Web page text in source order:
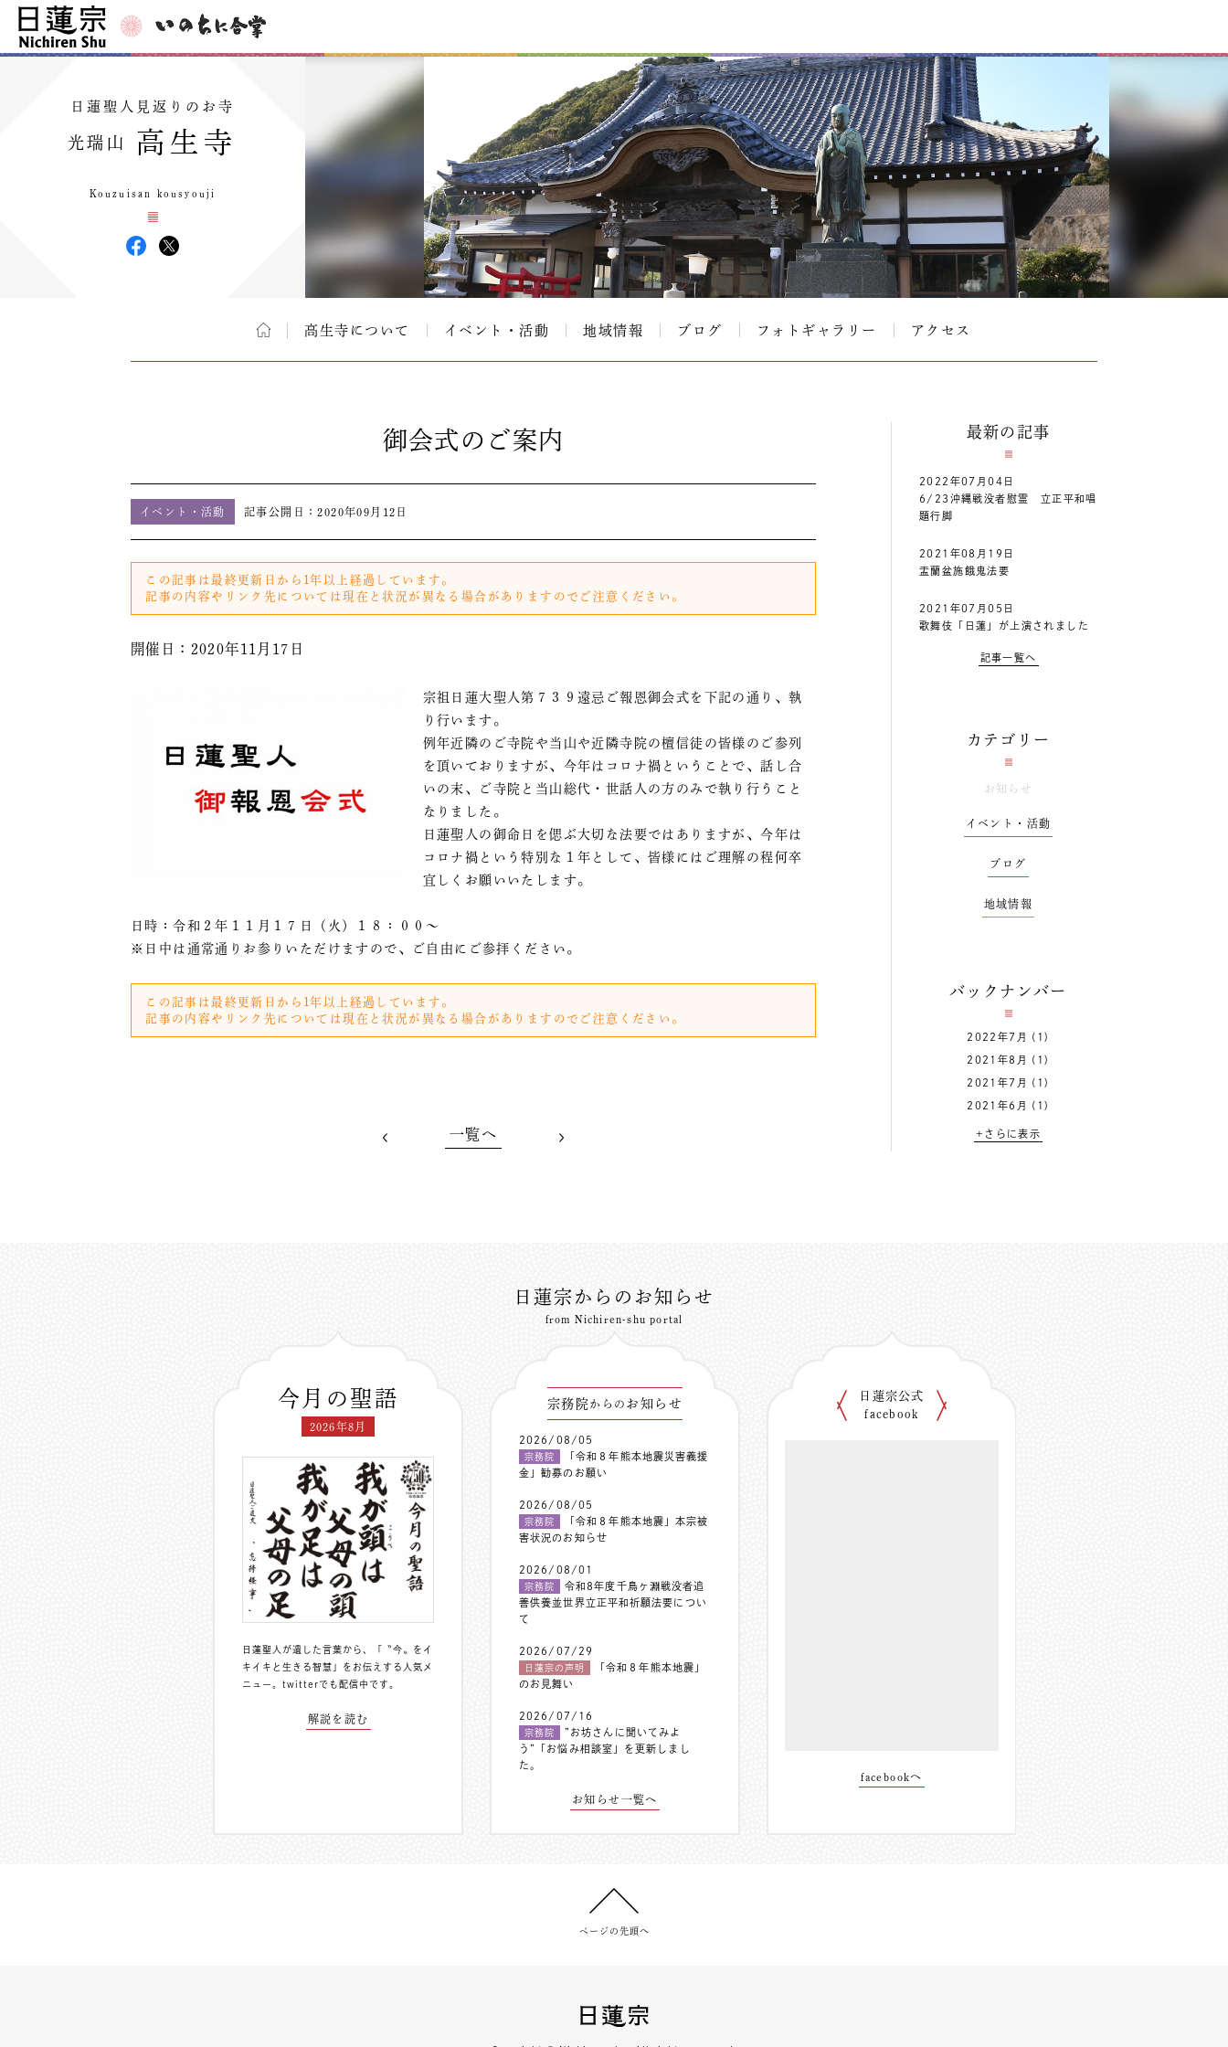
日蓮聖人見返りのお寺
光瑞山 高生寺
Kouzuisan kousyouji
高生寺について イベント・活動 地域情報 ブログ フォトギャラリー アクセス
御会式のご案内
イベント・活動 記事公開日：2020年09月12日
この記事は最終更新日から1年以上経過しています。
記事の内容やリンク先については現在と状況が異なる場合がありますのでご注意ください。
開催日：2020年11月17日
宗祖日蓮大聖人第７３９遠忌ご報恩御会式を下記の通り、執
り行います。
例年近隣のご寺院や当山や近隣寺院の檀信徒の皆様のご参列
を頂いておりますが、今年はコロナ禍ということで、話し合
いの末、ご寺院と当山総代・世話人の方のみで執り行うこと
なりました。
日蓮聖人の御命日を偲ぶ大切な法要ではありますが、今年は
コロナ禍という特別な１年として、皆様にはご理解の程何卒
宜しくお願いいたします。
日時：令和２年１１月１７日（火）１８：００〜
※日中は通常通りお参りいただけますので、ご自由にご参拝ください。
この記事は最終更新日から1年以上経過しています。
記事の内容やリンク先については現在と状況が異なる場合がありますのでご注意ください。
一覧へ
最新の記事
2022年07月04日
6/23沖縄戦没者慰霊 立正平和唱
題行脚
2021年08月19日
盂蘭盆施餓鬼法要
2021年07月05日
歌舞伎「日蓮」が上演されました
記事一覧へ
カテゴリー
お知らせ
イベント・活動
ブログ
地域情報
バックナンバー
2022年7月 (1)
2021年8月 (1)
2021年7月 (1)
2021年6月 (1)
+さらに表示
日蓮宗からのお知らせ
from Nichiren-shu portal
今月の聖語
2026年8月
日蓮聖人が遺した言葉から、「〝今〟をイ
キイキと生きる智慧」をお伝えする人気メ
ニュー。 twitterでも配信中 です。
解説を読む
宗務院からの お知らせ
2026/08/05
宗務院
「令和８年熊本地震災害義援
金」勧募のお願い
2026/08/05
宗務院
「令和８年熊本地震」本宗被
害状況のお知らせ
2026/08/01
宗務院
令和8年度千鳥ヶ淵戦没者追
善供養並世界立正平和祈願法要につい
て
2026/07/29
日蓮宗の声明
「令和８年熊本地震」
のお見舞い
2026/07/16
宗務院
”お坊さんに聞いてみよ
う”「お悩み相談室」を更新しまし
た。
お知らせ一覧へ
日蓮宗公式
facebook
facebookへ
ページの先頭へ